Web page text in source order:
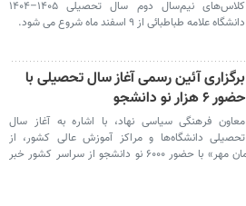
کلاس‌های نیم‌سال دوم سال تحصیلی ۱۴۰۵–۱۴۰۴
دانشگاه علامه طباطبائی از ۹ اسفند ماه شروع می شود.
برگزاری آئین رسمی آغاز سال تحصیلی با
حضور ۶ هزار نو دانشجو
معاون فرهنگی سیاسی نهاد، با اشاره به آغاز سال
تحصیلی دانشگاه‌ها و مراکز آموزش عالی کشور، از
برگزاری آئین رسمی «مهمان مهر» با حضور ۶۰۰۰ نو دانشجو از سراسر کشور خبر